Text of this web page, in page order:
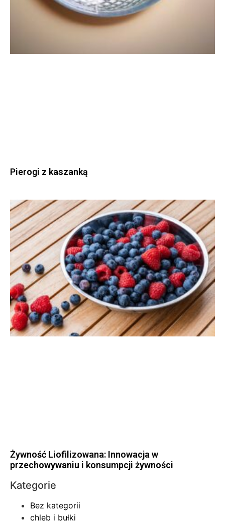
Pierogi z kaszanką
Żywność Liofilizowana: Innowacja w
przechowywaniu i konsumpcji żywności
Kategorie
Bez kategorii
chleb i bułki